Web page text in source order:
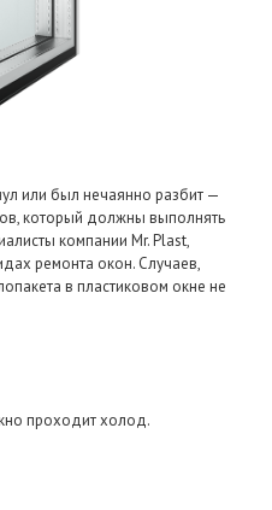
или был нечаянно разбит —
который должны выполнять
компании Mr. Plast,
ремонта окон. Случаев,
в пластиковом окне не
проходит холод.